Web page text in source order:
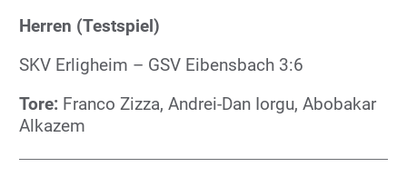
Herren (Testspiel)
SKV Erligheim – GSV Eibensbach 3:6
Tore: Franco Zizza, Andrei-Dan Iorgu, Abobakar
Alkazem